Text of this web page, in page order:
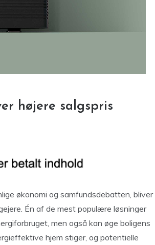
højere salgspris
økonomi og samfundsdebatten, bliver
Én af de mest populære løsninger
men også kan øge boligens
hjem stiger, og potentielle